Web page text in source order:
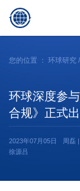
您的位置 ： 环球研究 /
环球深度参
合规》正式
2023年07月05日
周磊
徐源吕